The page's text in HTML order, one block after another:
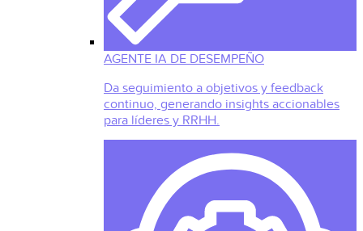
AGENTE IA DE DESEMPEÑO
Da seguimiento a objetivos y feedback
continuo, generando insights accionables
para líderes y RRHH.